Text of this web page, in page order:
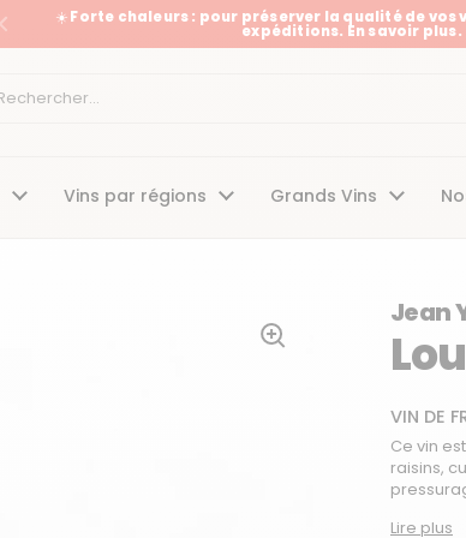
Précédent
☀️ Forte chaleurs : pour préserver la qualité de vos
expéditions. En savoir plus.
Vins par régions Grands Vins
Jean
VIN DE
Ce vin
raisins,
Lire plus